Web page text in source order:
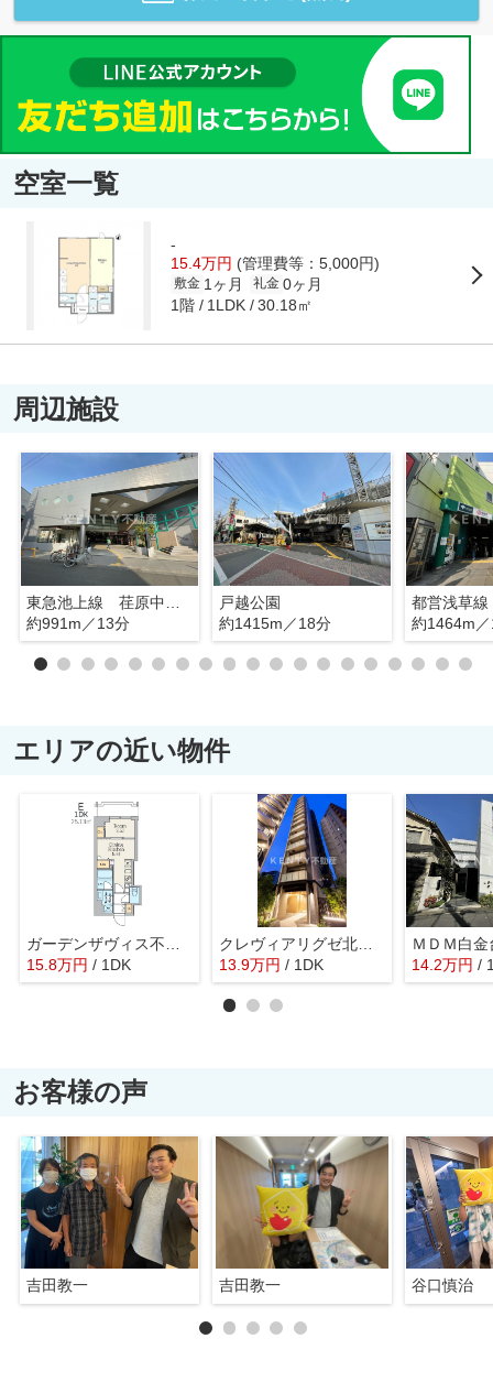
空室一覧
-
15.4万円 (管理費等：5,000円)
敷金 1ヶ月 礼金 0ヶ月
1階 1LDK 30.18㎡
周辺施設
約991m／13分
戸越公園
約1415m／18分
都営浅草
約1464m
エリアの近い物件
15.8万円 / 1DK
クレヴィアリグゼ北品川Ⅱステーションコート
13.9万円 / 1DK
ＭＤＭ白金
14.2万円 /
お客様の声
吉田教一 吉田教一 谷口慎治